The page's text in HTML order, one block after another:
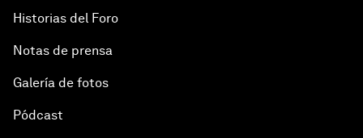
Historias del Foro
Notas de prensa
Galería de fotos
Pódcast